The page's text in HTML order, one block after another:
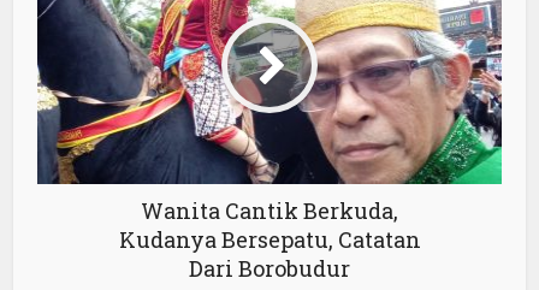
Wanita Cantik Berkuda,
Kudanya Bersepatu, Catatan
Dari Borobudur